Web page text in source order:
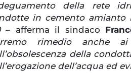
della rete
in cemento amianto
– afferma il sindaco
rimedio anche
della
dell’acqua ed